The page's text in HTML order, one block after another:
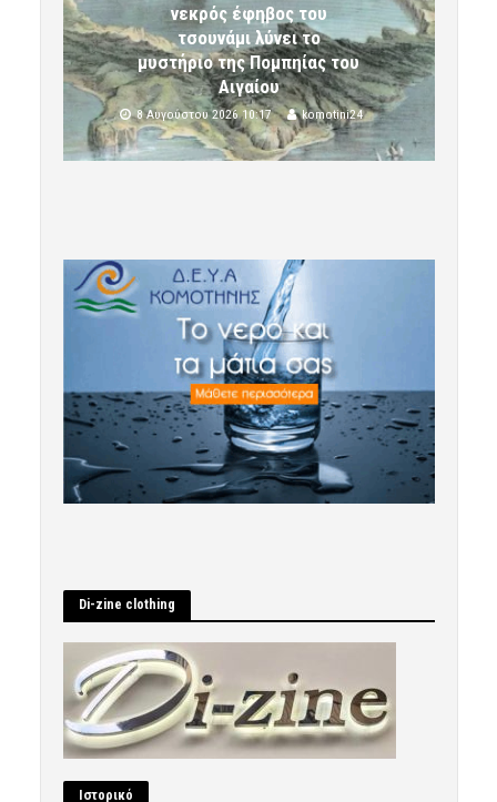
νεκρός έφηβος του
τσουνάμι λύνει το
μυστήριο της Πομπηίας του
Αιγαίου
8 Αυγούστου 2026 10:17 komotini24
Di-zine clothing
Ιστορικό